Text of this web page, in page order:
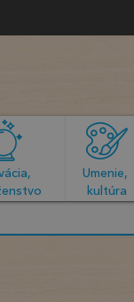
Umenie,
kultúra